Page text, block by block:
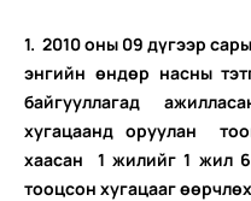
1. 2010 оны 09 дүгээр
энгийн өндөр насны
байгууллагад
хугацаанд оруулан
хаасан 1 жилийг 1 жил
тооцсон хугацааг өөрчлөх